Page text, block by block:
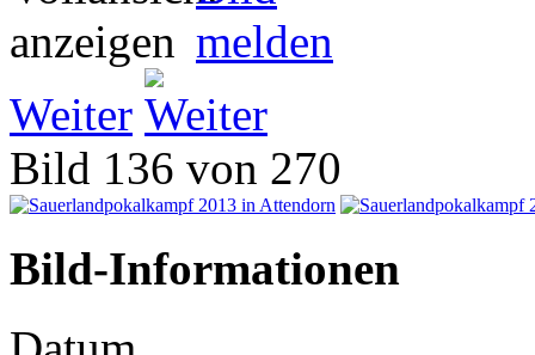
Weiter
Bild 136 von 270
Bild-Informationen